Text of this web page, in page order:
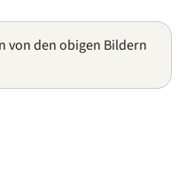
von den obigen Bildern